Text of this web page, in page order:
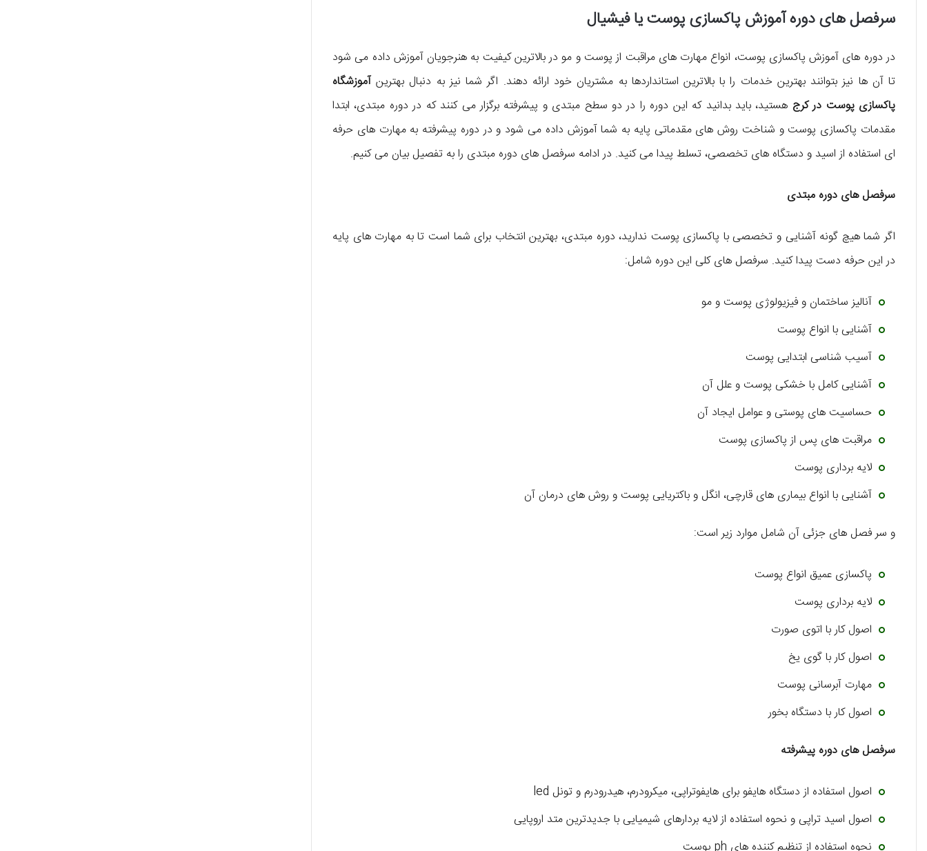
سرفصل های دوره آموزش پاکسازی پوست یا فیشیال
در دوره های آموزش پاکسازی پوست، انواع مهارت های مراقبت از پوست و مو در بالاترین کیفیت به هنرجویان آموزش داده می شود
تا آن ها نیز بتوانند بهترین خدمات را با بالاترین استانداردها به مشتریان خود ارائه دهند. اگر شما نیز به دنبال بهترینآموزشگاه
پاکسازی پوست در کرج هستید، باید بدانید که این دوره را در دو سطح مبتدی و پیشرفته برگزار می کنند که در دوره مبتدی، ابتدا
مقدمات پاکسازی پوست و شناخت روش های مقدماتی پایه به شما آموزش داده می شود و در دوره پیشرفته به مهارت های حرفه
ای استفاده از اسید و دستگاه های تخصصی، تسلط پیدا می کنید. در ادامه سرفصل های دوره مبتدی را به تفصیل بیان می کنیم.
سرفصل های دوره مبتدی
اگر شما هیچ گونه آشنایی و تخصصی با پاکسازی پوست ندارید، دوره مبتدی، بهترین انتخاب برای شما است تا به مهارت های پایه
در این حرفه دست پیدا کنید. سرفصل های کلی این دوره شامل:
آنالیز ساختمان و فیزیولوژی پوست و مو
آشنایی با انواع پوست
آسیب شناسی ابتدایی پوست
آشنایی کامل با خشکی پوست و علل آن
حساسیت های پوستی و عوامل ایجاد آن
مراقبت های پس از پاکسازی پوست
لایه برداری پوست
آشنایی با انواع بیماری های قارچی، انگل و باکتریایی پوست و روش های درمان آن
و سر فصل های جزئی آن شامل موارد زیر است:
پاکسازی عمیق انواع پوست
لایه برداری پوست
اصول کار با اتوی صورت
اصول کار با گوی یخ
مهارت آبرسانی پوست
اصول کار با دستگاه بخور
سرفصل های دوره پیشرفته
اصول استفاده از دستگاه هایفو برای هایفوتراپی، میکرودرم، هیدرودرم و تونل led
اصول اسید تراپی و نحوه استفاده از لایه بردارهای شیمیایی با جدیدترین متد اروپایی
نحوه استفاده از تنظیم کننده های ph پوست